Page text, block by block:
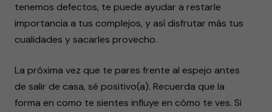
tenemos defectos, te puede ayudar a restarle
importancia a tus complejos, y así disfrutar más tus
cualidades y sacarles provecho.
La próxima vez que te pares frente al espejo antes
de salir de casa, sé positivo(a). Recuerda que la
forma en como te sientes influye en cómo te ves. Si